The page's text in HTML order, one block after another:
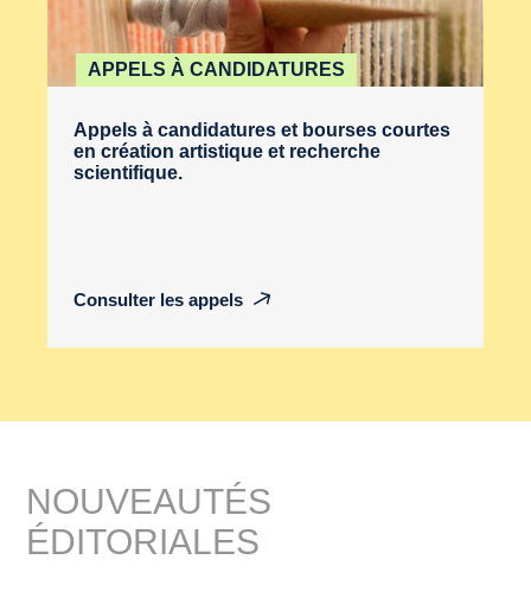
APPELS À CANDIDATURES
Appels à candidatures et bourses courtes
en création artistique et recherche
scientifique.
Consulter les appels
NOUVEAUTÉS
ÉDITORIALES